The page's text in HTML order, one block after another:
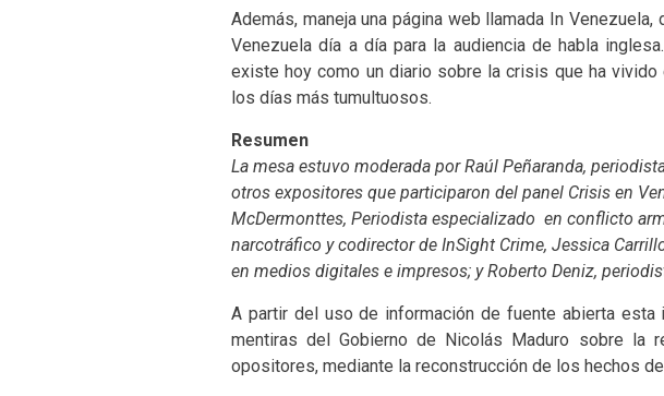
Además, maneja una página web llamada In
Venezuela día a día para la audiencia de habla
existe hoy como un diario sobre la crisis que ha
los días más tumultuosos.
Resumen
La mesa estuvo moderada por Raúl Peñaranda,
otros expositores que participaron del panel Crisis en
McDermonttes, Periodista especializado en conflicto
narcotráfico y codirector de InSight Crime, Jessica
en medios digitales e impresos; y Roberto Deniz,
A partir del uso de información de fuente abierta esta
mentiras del Gobierno de Nicolás Maduro sobre la
opositores, mediante la reconstrucción de los hechos